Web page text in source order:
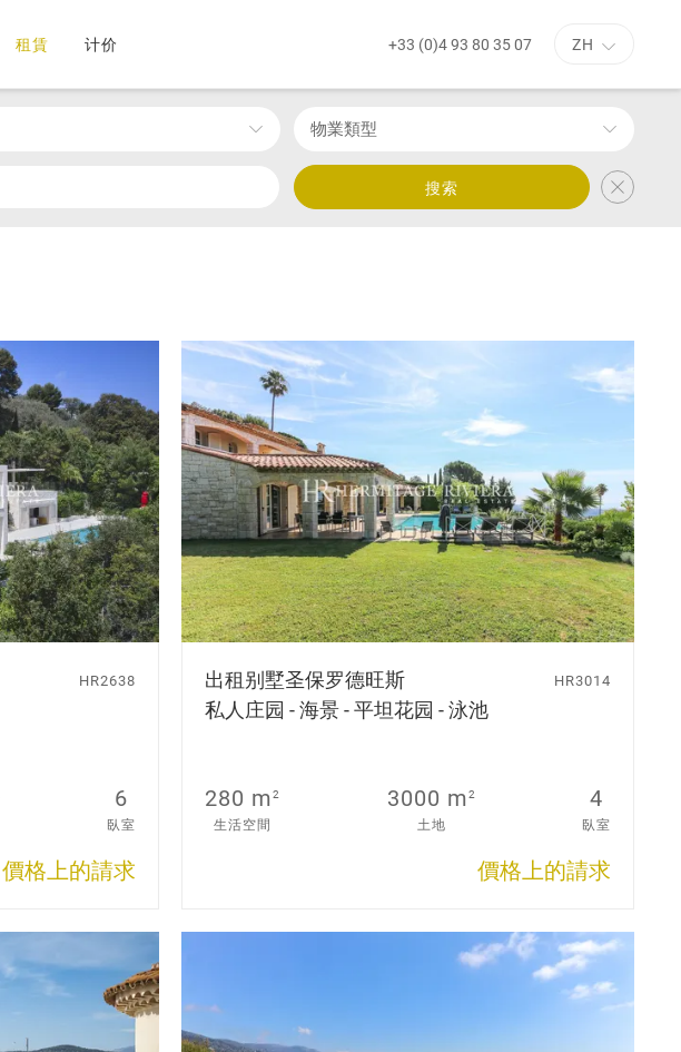
租賃 计价 +33 (0)4 93 80 35 07 ZH
物業類型
搜索
HR2638
6
臥室
價格上的請求
出租别墅圣保罗德旺斯
私人庄园 - 海景 - 平坦花园 - 泳池
HR3014
280 m2
生活空間
3000 m2
土地
4
臥室
價格上的請求